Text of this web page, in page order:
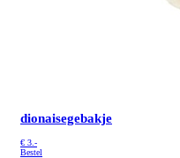
dionaisegebakje
€ 3.-
Bestel